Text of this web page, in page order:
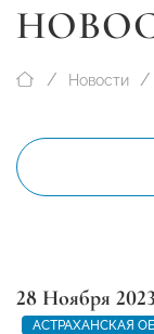
Новости
28 Ноября 2023
АСТРАХАНСКАЯ